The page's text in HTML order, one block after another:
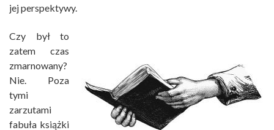
jej perspektywy.
Czy był to
zatem czas
zmarnowany?
Nie. Poza
tymi
zarzutami
fabuła książki